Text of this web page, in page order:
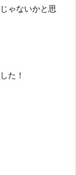
ゃないかと思
た！